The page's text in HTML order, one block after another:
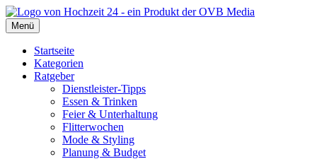
Zum
Inhalt
springen
Menü
Startseite
Kategorien
Ratgeber
Dienstleister-Tipps
Essen & Trinken
Feier & Unterhaltung
Flitterwochen
Mode & Styling
Planung & Budget